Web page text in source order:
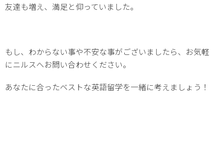
友達も増え、満足と仰っていました。
もし、わからない事や不安な事がございましたら、お気軽
にニルスへお問い合わせください。
あなたに合ったベストな英語留学を一緒に考えましょう！